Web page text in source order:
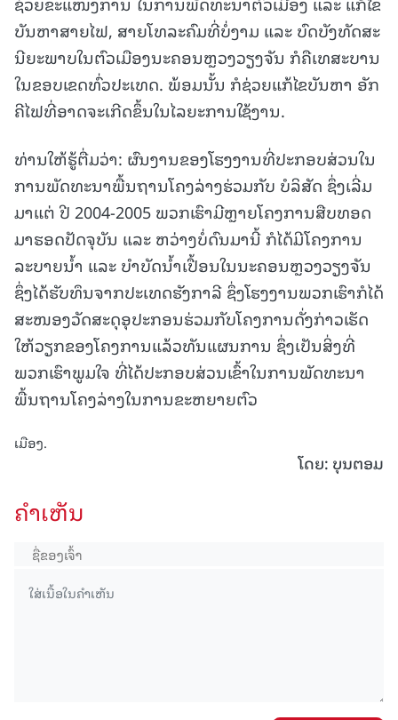
ບັນຫາສາຍໄຟ, ສາຍໂທລະຄົມທີ່ບໍ່ງາມ ແລະ ບົດບັງທັດສະ
ນີຍະພາບໃນຕົວເມືອງນະຄອນຫຼວງວຽງຈັນ ກໍຄືເທສະບານ
ໃນຂອບເຂດທົ່ວປະເທດ. ພ້ອມນັ້ນ ກໍຊ່ວຍແກ້ໄຂບັນຫາ ອັກ
ຄີໄຟທີ່ອາດຈະເກີດຂຶ້ນໃນໄລຍະການໃຊ້ງານ.
ທ່ານໃຫ້ຮູ້ຕື່ມວ່າ: ຜົນງານຂອງໂຮງງານທີ່ປະກອບສ່ວນໃນ
ການພັດທະນາພື້ນຖານໂຄງລ່າງຮ່ວມກັບ ບໍລິສັດ ຊຶ່ງເລີ່ມ
ມາແຕ່ ປີ 2004-2005 ພວກເຮົາມີຫຼາຍໂຄງການສືບທອດ
ມາຮອດປັດຈຸບັນ ແລະ ຫວ່າງບໍ່ດົນມານີ້ ກໍໄດ້ມີໂຄງການ
ລະບາຍນໍ້າ ແລະ ບໍາບັດນໍ້າເປື້ອນໃນນະຄອນຫຼວງວຽງຈັນ
ຊຶ່ງໄດ້ຮັບທຶນຈາກປະເທດຮັງກາລີ ຊຶ່ງໂຮງງານພວກເຮົາກໍໄດ້
ສະໜອງວັດສະດຸອຸປະກອນຮ່ວມກັບໂຄງການດັ່ງກ່າວເຮັດ
ໃຫ້ວຽກຂອງໂຄງການແລ້ວທັນແຜນການ ຊຶ່ງເປັນສິ່ງທີ່
ພວກເຮົາພູມໃຈ ທີ່ໄດ້ປະກອບສ່ວນເຂົ້າໃນການພັດທະນາ
ພື້ນຖານໂຄງລ່າງໃນການຂະຫຍາຍຕົວ
ເມືອງ.
ໂດຍ​: ບຸນ​ຕອມ
ຄໍາເຫັນ